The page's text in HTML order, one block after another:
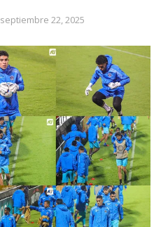
septiembre 22, 2025